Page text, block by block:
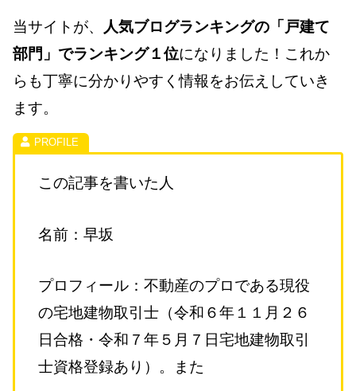
当サイトが、
人気ブログランキングの「戸建て
部門」でランキング１位になりました！これか
らも丁寧に分かりやすく情報をお伝えしていき
ます。
この記事を書いた人
名前：早坂
プロフィール：不動産のプロである現役
の宅地建物取引士（令和６年１１月２６
日合格・令和７年５月７日宅地建物取引
士資格登録あり）。また